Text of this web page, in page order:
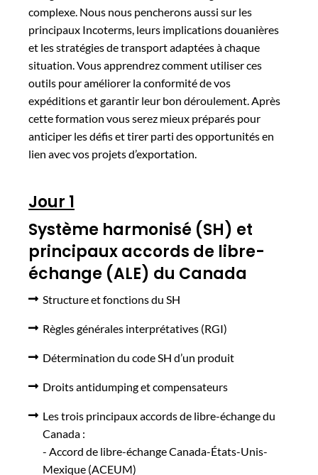
complexe. Nous nous pencherons aussi sur les
principaux Incoterms, leurs implications douanières
et les stratégies de transport adaptées à chaque
situation. Vous apprendrez comment utiliser ces
outils pour améliorer la conformité de vos
expéditions et garantir leur bon déroulement. Après
cette formation vous serez mieux préparés pour
anticiper les défis et tirer parti des opportunités en
lien avec vos projets d’exportation.
Jour 1
Système harmonisé (SH) et
principaux accords de libre-
échange (ALE) du Canada
Structure et fonctions du SH
Règles générales interprétatives (RGI)
Détermination du code SH d’un produit
Droits antidumping et compensateurs
Les trois principaux accords de libre-échange du
Canada :
- Accord de libre-échange Canada-États-Unis-
Mexique (ACEUM)